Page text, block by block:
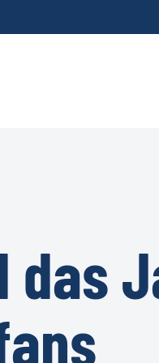
das